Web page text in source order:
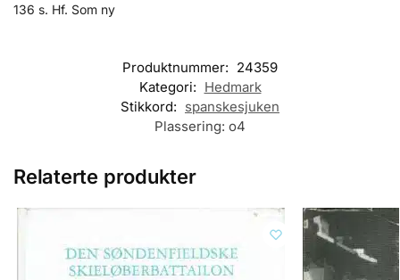
136 s. Hf. Som ny
Produktnummer: 24359
Kategori: Hedmark
Stikkord: spanskesjuken
Plassering: o4
Relaterte produkter